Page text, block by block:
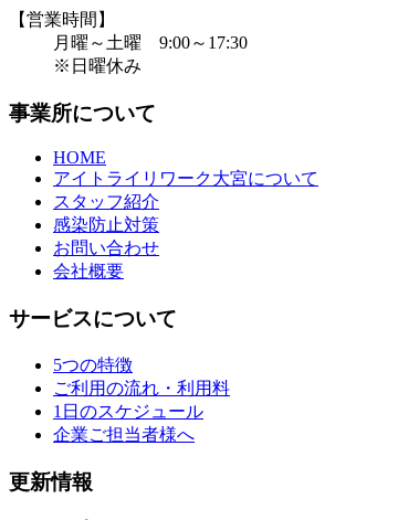
【営業時間】
月曜～土曜 9:00～17:30
※日曜休み
事業所について
HOME
アイトライリワーク大宮について
スタッフ紹介
感染防止対策
お問い合わせ
会社概要
サービスについて
5つの特徴
ご利用の流れ・利用料
1日のスケジュール
企業ご担当者様へ
更新情報